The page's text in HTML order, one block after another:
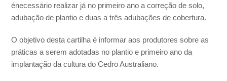
énecessário realizar já no primeiro ano a correção de solo,
adubação de plantio e duas a três adubações de cobertura.
O objetivo desta cartilha é informar aos produtores sobre as
práticas a serem adotadas no plantio e primeiro ano da
implantação da cultura do Cedro Australiano.